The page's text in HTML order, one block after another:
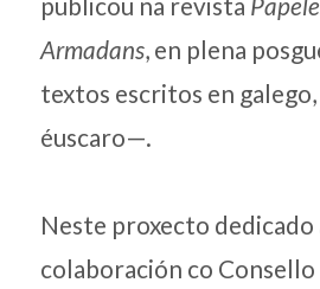
Armadans, en plena
textos escritos en
éuscaro—.
Neste proxecto dedicado
colaboración co Consello